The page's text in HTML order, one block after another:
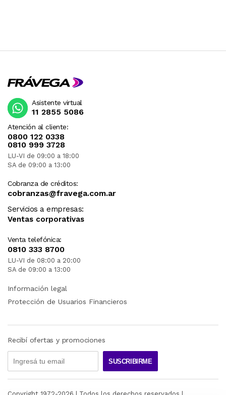
Atención al cliente:
0800 122 0338
0810 999 3728
LU-VI de 09:00 a 18:00
SA de 09:00 a 13:00
Cobranza de créditos:
cobranzas@fravega.com.ar
Servicios a empresas:
Ventas corporativas
Venta telefónica:
0810 333 8700
LU-VI de 08:00 a 20:00
SA de 09:00 a 13:00
Asistente virtual
11 2855 5086
Información legal
Protección de Usuarios Financieros
Recibí ofertas y promociones
SUSCRIBIRME